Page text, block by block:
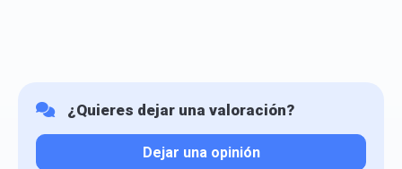
¿Quieres dejar una valoración?
Dejar una opinión